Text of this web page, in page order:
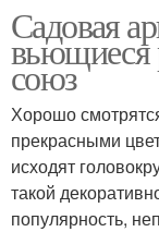
Садовая
вьющиеся
союз
Хорошо
прекрасными
исходят
такой
популярность,